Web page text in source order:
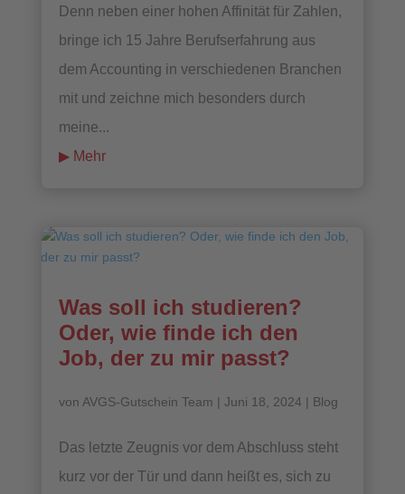
Denn neben einer hohen Affinität für Zahlen,
bringe ich 15 Jahre Berufserfahrung aus
dem Accounting in verschiedenen Branchen
mit und zeichne mich besonders durch
meine...
mehr lesen
Was soll ich studieren?
Oder, wie finde ich den
Job, der zu mir passt?
von AVGS-Gutschein Team | Juni 18, 2024 | Blog
Das letzte Zeugnis vor dem Abschluss steht
kurz vor der Tür und dann heißt es, sich zu